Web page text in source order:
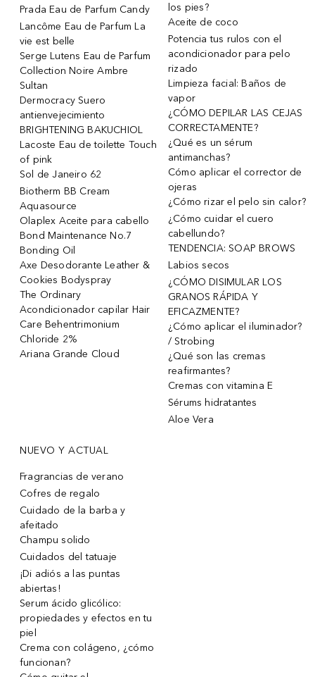
Prada Eau de Parfum Candy
Lancôme Eau de Parfum La
vie est belle
Serge Lutens Eau de Parfum
Collection Noire Ambre
Sultan
Dermocracy Suero
antienvejecimiento
BRIGHTENING BAKUCHIOL
Lacoste Eau de toilette Touch
of pink
Sol de Janeiro 62
Biotherm BB Cream
Aquasource
Olaplex Aceite para cabello
Bond Maintenance No.7
Bonding Oil
Axe Desodorante Leather &
Cookies Bodyspray
The Ordinary
Acondicionador capilar Hair
Care Behentrimonium
Chloride 2%
Ariana Grande Cloud
los pies?
Aceite de coco
Potencia tus rulos con el
acondicionador para pelo
rizado
Limpieza facial: Baños de
vapor
¿CÓMO DEPILAR LAS CEJAS
CORRECTAMENTE?
¿Qué es un sérum
antimanchas?
Cómo aplicar el corrector de
ojeras
¿Cómo rizar el pelo sin calor?
¿Cómo cuidar el cuero
cabellundo?
TENDENCIA: SOAP BROWS
Labios secos
¿CÓMO DISIMULAR LOS
GRANOS RÁPIDA Y
EFICAZMENTE?
¿Cómo aplicar el iluminador?
/ Strobing
¿Qué son las cremas
reafirmantes?
Cremas con vitamina E
Sérums hidratantes
Aloe Vera
NUEVO Y ACTUAL
Fragrancias de verano
Cofres de regalo
Cuidado de la barba y
afeitado
Champu solido
Cuidados del tatuaje
¡Di adiós a las puntas
abiertas!
Serum ácido glicólico:
propiedades y efectos en tu
piel
Crema con colágeno, ¿cómo
funcionan?